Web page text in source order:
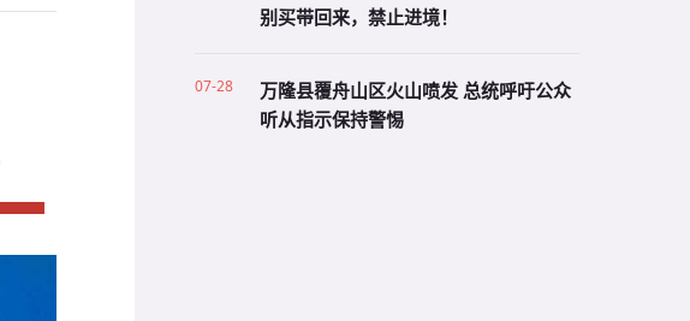
别买带回来，禁止进境！
07-28
万隆县覆舟山区火山喷发 总统呼吁公众
听从指示保持警惕